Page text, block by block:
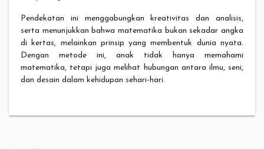
Pendekatan ini menggabungkan kreativitas dan analisis,
serta menunjukkan bahwa matematika bukan sekadar angka
di kertas, melainkan prinsip yang membentuk dunia nyata.
Dengan metode ini, anak tidak hanya memahami
matematika, tetapi juga melihat hubungan antara ilmu, seni,
dan desain dalam kehidupan sehari-hari.